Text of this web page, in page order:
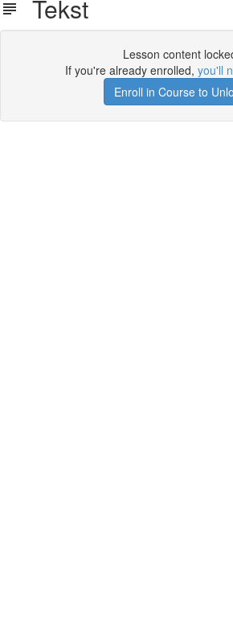
Tekst
Lesson content
If you're already enrolled, you'll
Enroll in Course to